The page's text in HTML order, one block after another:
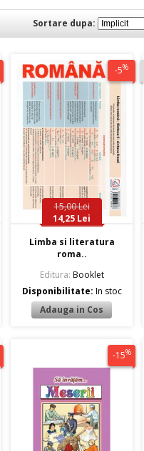
Sortare dupa:
-5%
15,00 Lei
14,25 Lei
Limba si literatura
roma..
Editura: Booklet
Disponibilitate: In stoc
-15%